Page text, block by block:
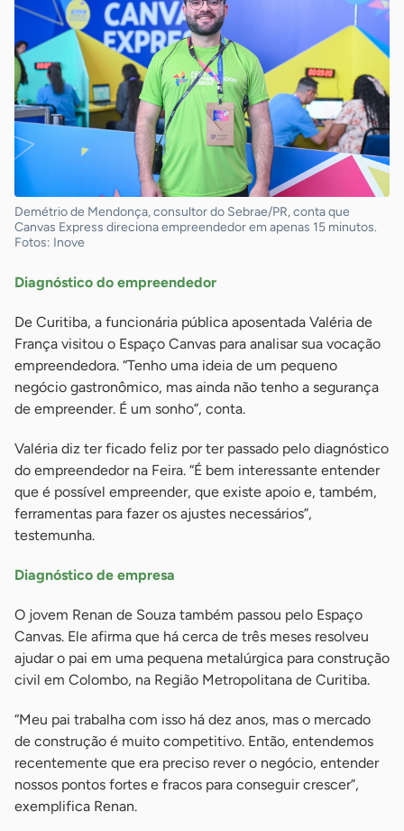
Demétrio de Mendonça, consultor do Sebrae/PR, conta que
Canvas Express direciona empreendedor em apenas 15 minutos.
Fotos: Inove
Diagnóstico do empreendedor
De Curitiba, a funcionária pública aposentada Valéria de
França visitou o Espaço Canvas para analisar sua vocação
empreendedora. “Tenho uma ideia de um pequeno
negócio gastronômico, mas ainda não tenho a segurança
de empreender. É um sonho”, conta.
Valéria diz ter ficado feliz por ter passado pelo diagnóstico
do empreendedor na Feira. “É bem interessante entender
que é possível empreender, que existe apoio e, também,
ferramentas para fazer os ajustes necessários”,
testemunha.
Diagnóstico de empresa
O jovem Renan de Souza também passou pelo Espaço
Canvas. Ele afirma que há cerca de três meses resolveu
ajudar o pai em uma pequena metalúrgica para construção
civil em Colombo, na Região Metropolitana de Curitiba.
“Meu pai trabalha com isso há dez anos, mas o mercado
de construção é muito competitivo. Então, entendemos
recentemente que era preciso rever o negócio, entender
nossos pontos fortes e fracos para conseguir crescer”,
exemplifica Renan.